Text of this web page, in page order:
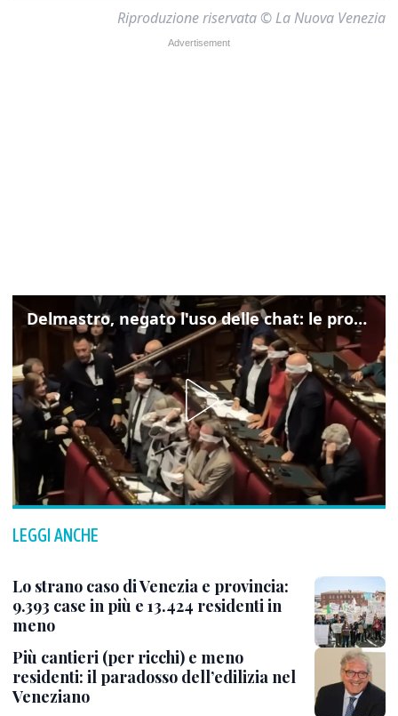
Riproduzione riservata © La Nuova Venezia
Delmastro, negato l'uso delle chat: le proteste di Avs e M5s
LEGGI ANCHE
Lo strano caso di Venezia e provincia:
9.393 case in più e 13.424 residenti in
meno
Più cantieri (per ricchi) e meno
residenti: il paradosso dell’edilizia nel
Veneziano